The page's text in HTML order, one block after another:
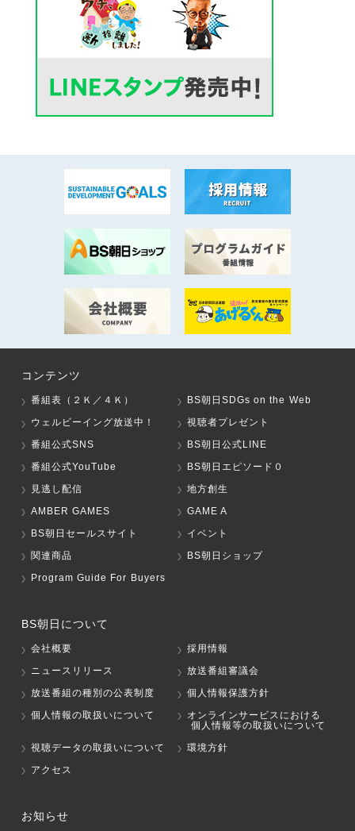
コンテンツ
番組表（２Ｋ／４Ｋ）
BS朝日SDGs on the Web
ウェルビーイング放送中！
視聴者プレゼント
番組公式SNS
BS朝日公式LINE
番組公式YouTube
BS朝日エピソード０
見逃し配信
地方創生
AMBER GAMES
GAME A
BS朝日セールスサイト
イベント
関連商品
BS朝日ショップ
Program Guide For Buyers
BS朝日について
会社概要
採用情報
ニュースリリース
放送番組審議会
放送番組の種別の公表制度
個人情報保護方針
個人情報の取扱いについて
オンラインサービスにおける
個人情報等の取扱いについて
視聴データの取扱いについて
環境方針
アクセス
お知らせ